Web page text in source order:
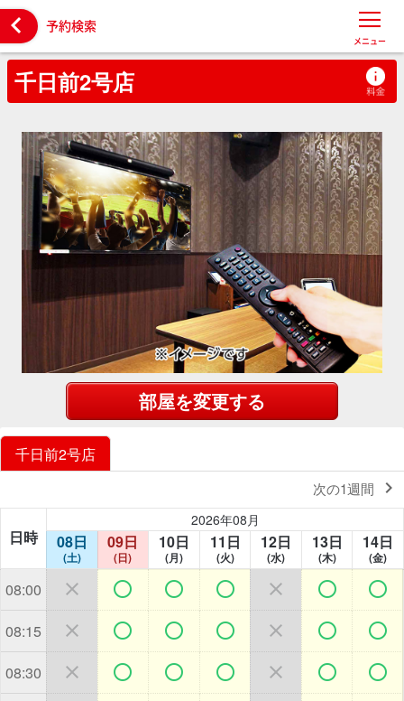
 予約検索
メニュー
千日前2号店
部屋を変更する
千日前2号店
次の1週間 
日時
2026年08月
08日
(土)
09日
(日)
10日
(月)
11日
(火)
12日
(水)
13日
(木)
14日
(金)
08:00       
08:15       
08:30       